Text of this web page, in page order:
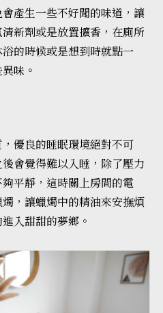
產生一些不好聞的味道，讓
新劑或是放置擴香，在廁所
的時候或是想到時就點一
味。
優良的睡眠環境絕對不可
會覺得難以入睡，除了壓力
平靜，這時關上房間的電
，讓蠟燭中的精油來安撫煩
入甜甜的夢鄉。